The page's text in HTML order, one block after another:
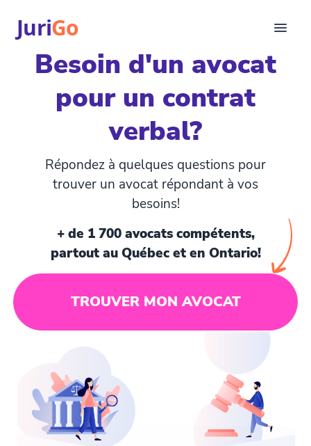
JuriGo
Consultation
Articles juridiques
Pour avocats
Trouver un avocat
Besoin d'un avocat
pour un contrat
verbal?
Répondez à quelques questions pour
trouver un avocat répondant à vos
besoins!
+ de 1 700 avocats compétents,
partout au Québec et en Ontario!
TROUVER MON AVOCAT